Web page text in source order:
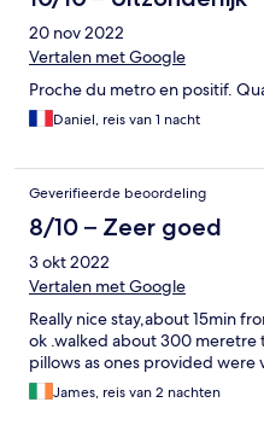
20 nov 2022
Vertalen met Google
Proche du metro en positif.
Daniel, reis van 1 nacht
Geverifieerde beoordeling
8/10 – Zeer goed
3 okt 2022
Vertalen met Google
Really nice stay,about 15min
ok .walked about 300 meretre
pillows as ones provided were
James, reis van 2 nachten